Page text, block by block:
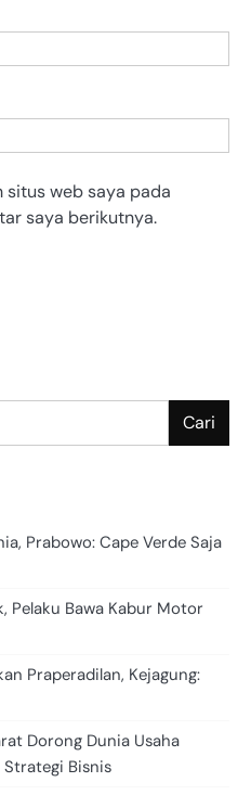
situs web saya pada
saya berikutnya.
Cari
Prabowo: Cape Verde Saja
Pelaku Bawa Kabur Motor
Praperadilan, Kejagung:
Dorong Dunia Usaha
Strategi Bisnis